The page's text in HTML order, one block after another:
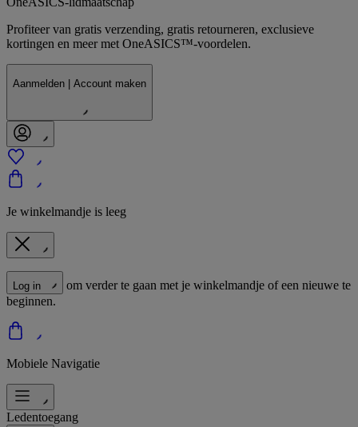
Profiteer van gratis verzending, gratis retourneren, exclusieve
kortingen en meer met OneASICS™-voordelen.
Aanmelden | Account maken
Je winkelmandje is leeg
Log in
om verder te gaan met je winkelmandje of een nieuwe te
beginnen.
Mobiele Navigatie
Ledentoegang